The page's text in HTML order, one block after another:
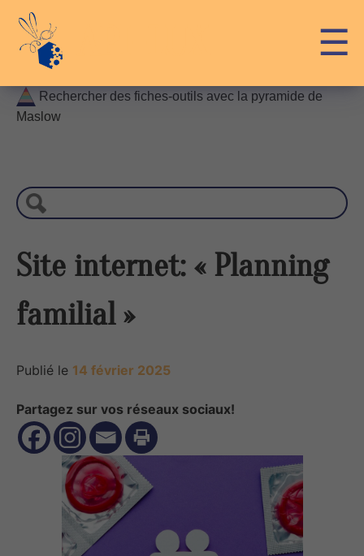
content
☰
Rechercher des fiches-outils avec la pyramide de
Maslow
c
h
r
c
e
Site internet: « Planning
familial »
Publié le 14 février 2025
Partagez sur vos réseaux sociaux!